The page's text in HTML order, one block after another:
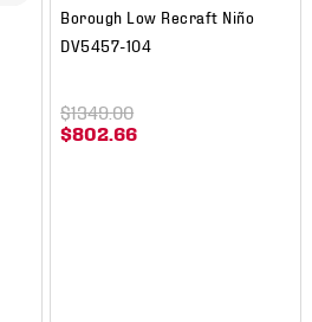
Borough Low Recraft Niño
DV5457-104
$802.66
$1349.00